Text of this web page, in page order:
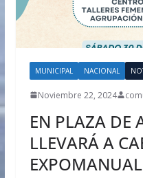
MUNICIPAL NACIONAL
Noviembre 22, 2024
EN PLAZA DE
LLEVARÁ A